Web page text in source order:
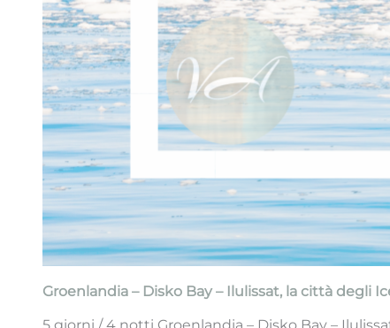
Groenlandia – Disko Bay – Ilulissat, la città degli